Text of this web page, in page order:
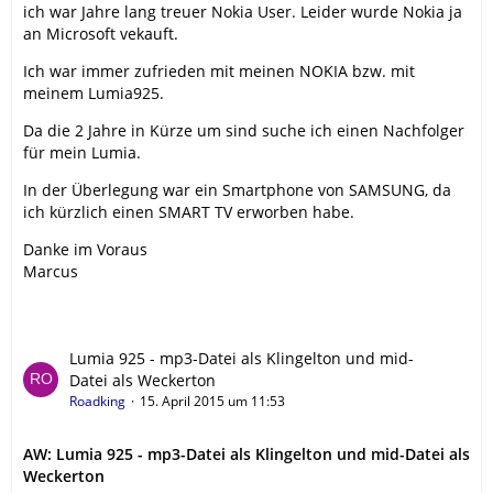
ich war Jahre lang treuer Nokia User. Leider wurde Nokia ja
an Microsoft vekauft.
Ich war immer zufrieden mit meinen NOKIA bzw. mit
meinem Lumia925.
Da die 2 Jahre in Kürze um sind suche ich einen Nachfolger
für mein Lumia.
In der Überlegung war ein Smartphone von SAMSUNG, da
ich kürzlich einen SMART TV erworben habe.
Danke im Voraus
Marcus
Lumia 925 - mp3-Datei als Klingelton und mid-
Datei als Weckerton
Roadking 15. April 2015 um 11:53
AW: Lumia 925 - mp3-Datei als Klingelton und mid-Datei als
Weckerton